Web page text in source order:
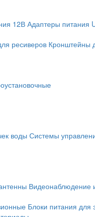
12В Адаптеры питания
ресиверов Кронштейны
воды Системы
Видеонаблюдение
Блоки питания